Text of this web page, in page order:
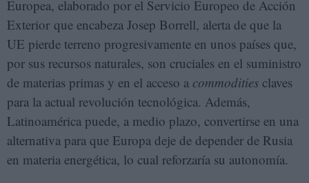
Europea, elaborado por el Servicio Europeo de Acción
Exterior que encabeza Josep Borrell, alerta de que la
UE pierde terreno progresivamente en unos países que,
por sus recursos naturales, son cruciales en el suministro
de materias primas y en el acceso a commodities claves
para la actual revolución tecnológica. Además,
Latinoamérica puede, a medio plazo, convertirse en una
alternativa para que Europa deje de depender de Rusia
en materia energética, lo cual reforzaría su autonomía.